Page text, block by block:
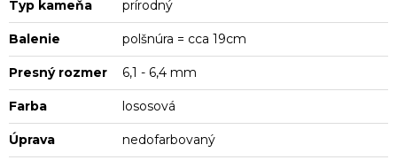
Typ kameňa prírodný
Balenie polšnúra = cca 19cm
Presný rozmer 6,1 - 6,4 mm
Farba lososová
Úprava nedofarbovaný